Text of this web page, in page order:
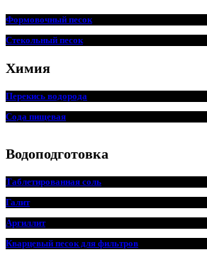
Формовочный песок
Стекольный песок
Химия
Перекись водорода
Сода пищевая
Водоподготовка
Таблетированная соль
Галит
Аргиллит
Кварцевый песок для фильтров